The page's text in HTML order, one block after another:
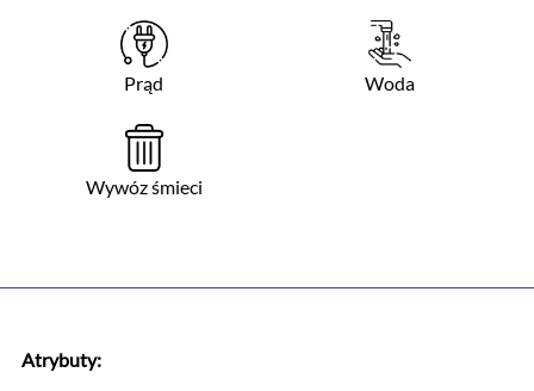
Prąd Woda
Wywóz śmieci
Atrybuty: